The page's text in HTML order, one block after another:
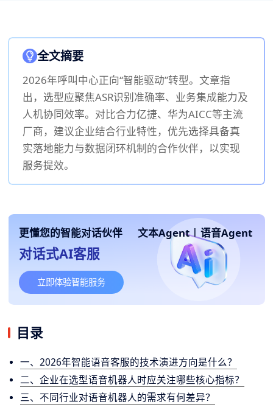
全文摘要
2026年呼叫中心正向“智能驱动”转型。文章指
出，选型应聚焦ASR识别准确率、业务集成能力及
人机协同效率。对比合力亿捷、华为AICC等主流
厂商，建议企业结合行业特性，优先选择具备真
实落地能力与数据闭环机制的合作伙伴，以实现
服务提效。
更懂您的智能对话伙伴 文本Agent | 语音Agent
对话式AI客服
立即体验智能服务
目录
一、2026年智能语音客服的技术演进方向是什么？
二、企业在选型语音机器人时应关注哪些核心指标？
三、不同行业对语音机器人的需求有何差异？